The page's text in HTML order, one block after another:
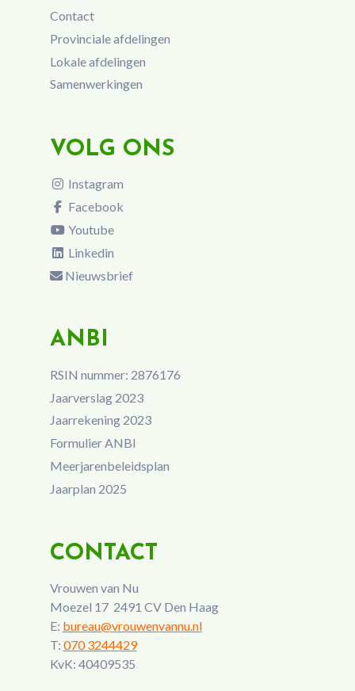
Contact
Provinciale afdelingen
Lokale afdelingen
Samenwerkingen
VOLG ONS
Instagram
Facebook
Youtube
Linkedin
Nieuwsbrief
ANBI
RSIN nummer: 2876176
Jaarverslag 2023
Jaarrekening 2023
Formulier ANBI
Meerjarenbeleidsplan
Jaarplan 2025
CONTACT
Vrouwen van Nu
Moezel 17 2491 CV Den Haag
E: bureau@vrouwenvannu.nl
T: 070 3244429
KvK: 40409535